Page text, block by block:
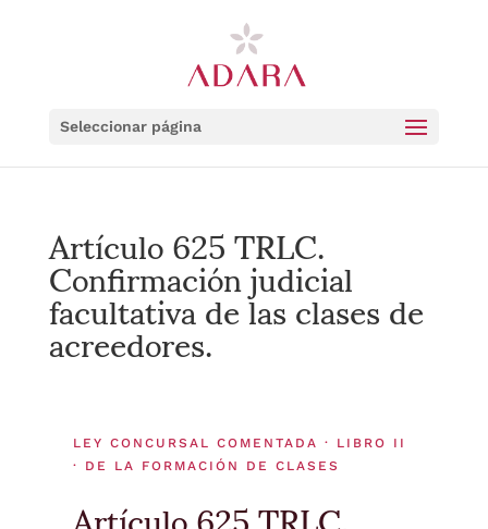
Seleccionar página
Artículo 625 TRLC.
Confirmación judicial
facultativa de las clases de
acreedores.
LEY CONCURSAL COMENTADA · LIBRO II
· DE LA FORMACIÓN DE CLASES